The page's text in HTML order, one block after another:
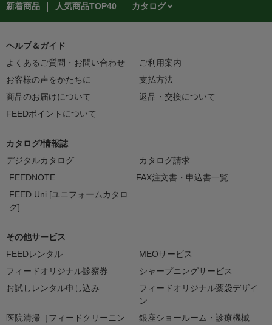
新着商品
人気商品TOP40 カタログ
ヘルプ＆ガイド
よくあるご質問・お問い合わせ
ご利用案内
お客様の声をかたちに
支払方法
商品のお届けについて
返品・交換について
FEEDポイントについて
カタログ/情報誌
デジタルカタログ
カタログ請求
FEEDNOTE
FAX注文書・申込書一覧
FEED Uni [ユニフォームカタロ
グ]
その他サービス
FEEDレンタル
MEOサービス
フィードオリジナル診察券
シャープニングサービス
お試しレンタル申し込み
フィードオリジナル薬袋デザイ
ン
医院清掃［フィードクリーニン
銀座ショールーム・診療機械